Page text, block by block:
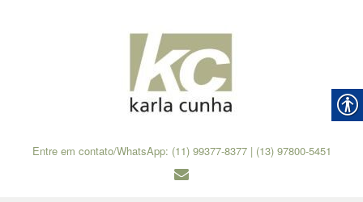
Entre em contato/WhatsApp: (11) 99377-8377 | (13) 97800-5451